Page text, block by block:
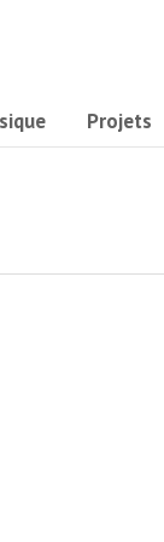
Projets